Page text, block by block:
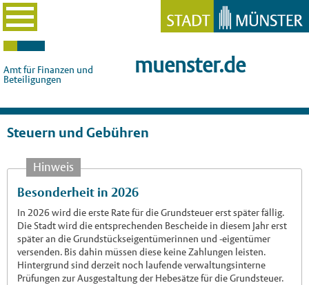
Amt für Finanzen und
Beteiligungen
muenster.de
Steuern und Gebühren
Hinweis
Besonderheit in 2026
In 2026 wird die erste Rate für die Grundsteuer erst später fällig.
Die Stadt wird die entsprechenden Bescheide in diesem Jahr erst
später an die Grundstückseigentümerinnen und -eigentümer
versenden. Bis dahin müssen diese keine Zahlungen leisten.
Hintergrund sind derzeit noch laufende verwaltungsinterne
Prüfungen zur Ausgestaltung der Hebesätze für die Grundsteuer.